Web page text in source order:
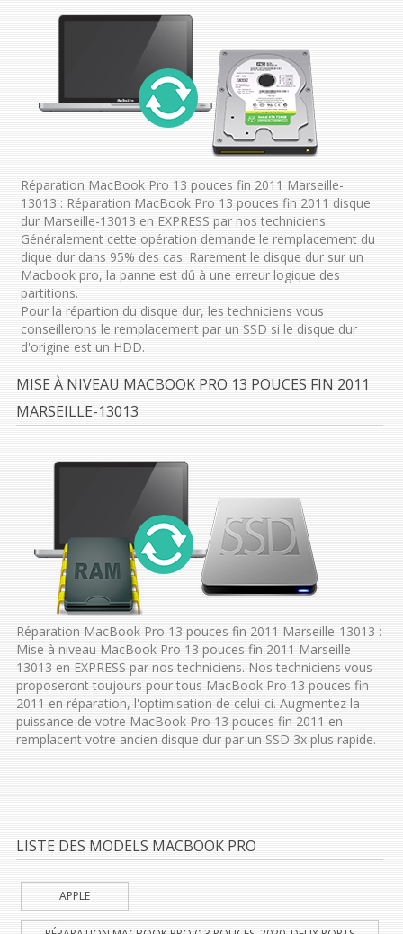
Réparation MacBook Pro 13 pouces fin 2011 Marseille-
13013 : Réparation MacBook Pro 13 pouces fin 2011 disque
dur Marseille-13013 en EXPRESS par nos techniciens.
Généralement cette opération demande le remplacement du
dique dur dans 95% des cas. Rarement le disque dur sur un
Macbook pro, la panne est dû à une erreur logique des
partitions.
Pour la répartion du disque dur, les techniciens vous
conseillerons le remplacement par un SSD si le disque dur
d'origine est un HDD.
MISE À NIVEAU MACBOOK PRO 13 POUCES FIN 2011
MARSEILLE-13013
Réparation MacBook Pro 13 pouces fin 2011 Marseille-13013 :
Mise à niveau MacBook Pro 13 pouces fin 2011 Marseille-
13013 en EXPRESS par nos techniciens. Nos techniciens vous
proposeront toujours pour tous MacBook Pro 13 pouces fin
2011 en réparation, l'optimisation de celui-ci. Augmentez la
puissance de votre MacBook Pro 13 pouces fin 2011 en
remplacent votre ancien disque dur par un SSD 3x plus rapide.
LISTE DES MODELS MACBOOK PRO
APPLE